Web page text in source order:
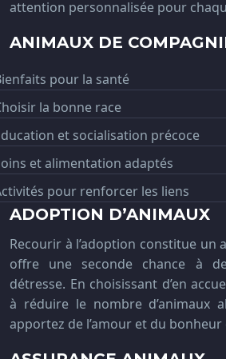
attention personnalisée pour
ANIMAUX DE
pour la santé
la bonne race
et socialisation précoce
et alimentation adaptés
pour renforcer les liens
ADOPTION D’ANIMAUX
Recourir à l’adoption constitue un
offre une seconde chance à
détresse. En choisissant d’en
à réduire le nombre d’animaux
apportez de l’amour et du bonheur